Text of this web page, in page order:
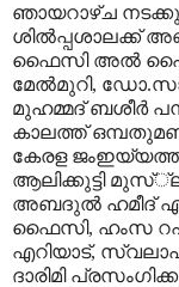
ഞായറാഴ്ച
ശില്‍പ്പശാലക്ക്
ഫൈസി അല്‍
മേല്‍മുറി,
മുഹമ്മദ് ബശീര്‍
കാലത്ത്
കേരള
ആലിക്കുട്ടി
അബദുല്‍ ഹമീദ്
ഫൈസി, ഹംസ
എറിയാട്,
ദാരിമി